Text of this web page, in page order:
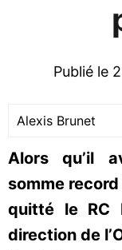
Publié le
Alexis Brunet
Alors qu’il
somme record
quitté le RC
direction de